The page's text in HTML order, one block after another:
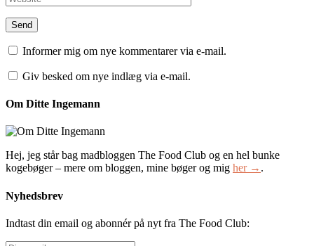
Informer mig om nye kommentarer via e-mail.
Giv besked om nye indlæg via e-mail.
Om Ditte Ingemann
Hej, jeg står bag madbloggen The Food Club og en hel bunke
kogebøger – mere om bloggen, mine bøger og mig her → .
Nyhedsbrev
Indtast din email og abonnér på nyt fra The Food Club: